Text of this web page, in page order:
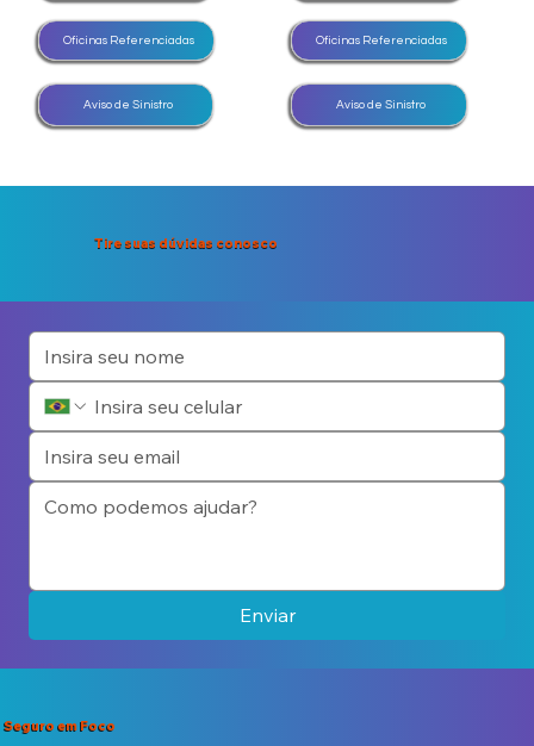
Tire suas dúvidas conosco
Enviar
Seguro em Foco
Oficinas Referenciadas
Aviso de Sinistro
Oficinas Referenciadas
Aviso de Sinistro